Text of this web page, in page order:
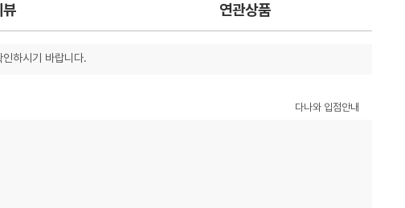
연관상품
하시기 바랍니다.
다나와 입점안내